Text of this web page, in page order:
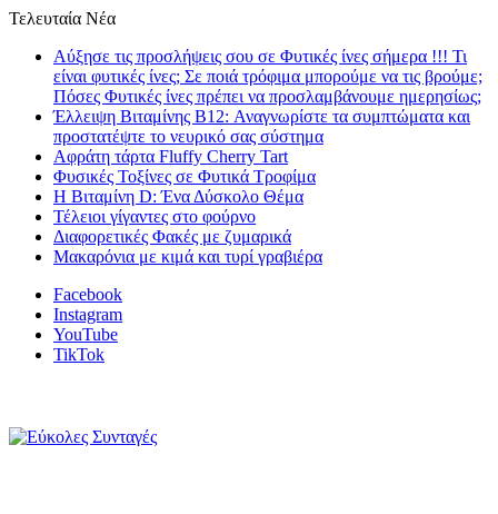
Τελευταία Νέα
Αύξησε τις προσλήψεις σου σε Φυτικές ίνες σήμερα !!! Τι
είναι φυτικές ίνες; Σε ποιά τρόφιμα μπορούμε να τις βρούμε;
Πόσες Φυτικές ίνες πρέπει να προσλαμβάνουμε ημερησίως;
Έλλειψη Βιταμίνης B12: Αναγνωρίστε τα συμπτώματα και
προστατέψτε το νευρικό σας σύστημα
Αφράτη τάρτα Fluffy Cherry Tart
Φυσικές Τοξίνες σε Φυτικά Τροφίμα
Η Βιταμίνη D: Ένα Δύσκολο Θέμα
Τέλειοι γίγαντες στο φούρνο
Διαφορετικές Φακές με ζυμαρικά
Μακαρόνια με κιμά και τυρί γραβιέρα
Facebook
Instagram
YouTube
TikTok